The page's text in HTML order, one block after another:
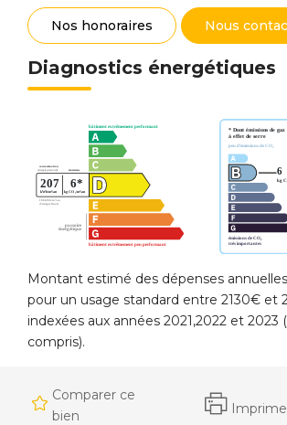
Nos honoraires Nous
Diagnostics énergétiques
Montant estimé des dépenses
pour un usage standard entre 2130€ et
indexées aux années 2021,2022 et
compris).
Comparer ce
bien